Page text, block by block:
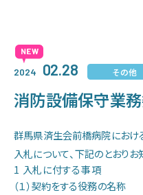
病院紹介
当院の特色
2024 02.28 その他
消防設備保守業
群馬県済生会前橋病院におけ
入札について、下記のとおりお
1 入札に付する事項
（１）契約をする役務の名称